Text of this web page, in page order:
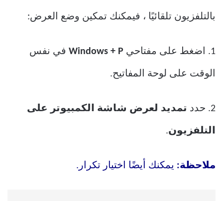
بالتلفزيون تلقائيًا ، فيمكنك تمكين وضع العرض:
1. اضغط على مفتاحي Windows + P في نفس
الوقت على لوحة المفاتيح.
2. حدد تمديد لعرض شاشة الكمبيوتر على
التلفزيون.
ملاحظة: يمكنك أيضًا اختيار تكرار.